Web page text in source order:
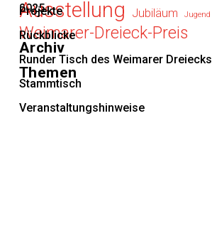
Projekte
Rückblicke
Runder Tisch des Weimarer Dreiecks
Stammtisch
Veranstaltungshinweise
Archiv
2025
Themen
Ausstellung Jubiläum Jugend
Weimarer-Dreieck-Preis